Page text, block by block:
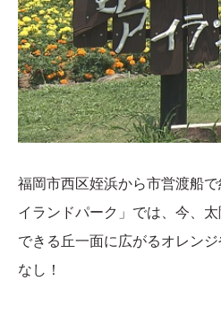
福岡市西区姪浜から市営渡船
イランドパーク」では、今、
できる丘一面に広がるオレン
なし！